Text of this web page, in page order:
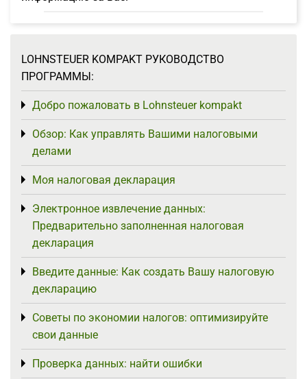
LOHNSTEUER KOMPAKT РУКОВОДСТВО
ПРОГРАММЫ:
Добро пожаловать в Lohnsteuer kompakt
Toggle menu
Обзор: Как управлять Вашими налоговыми
делами
Toggle menu
Моя налоговая декларация
Toggle menu
Электронное извлечение данных:
Предварительно заполненная налоговая
декларация
Toggle menu
Введите данные: Как создать Вашу налоговую
декларацию
Toggle menu
Советы по экономии налогов: оптимизируйте
свои данные
Toggle menu
Проверка данных: найти ошибки
Toggle menu